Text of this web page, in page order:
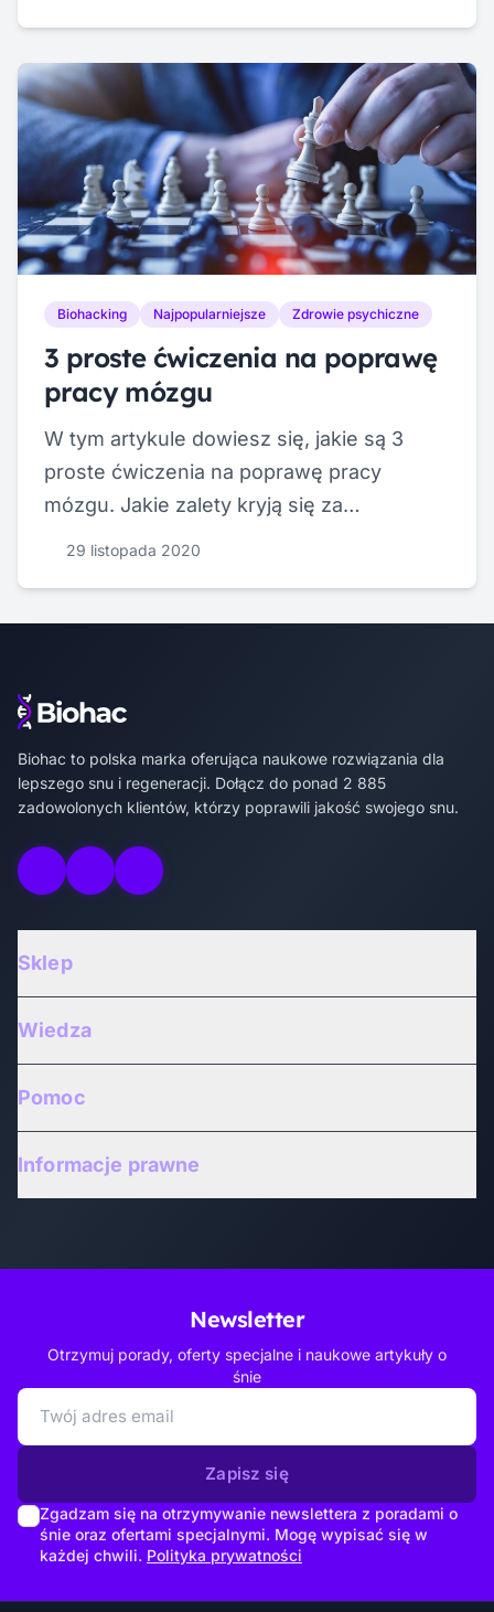
Biohacking Najpopularniejsze Zdrowie psychiczne
3 proste ćwiczenia na poprawę
pracy mózgu
W tym artykule dowiesz się, jakie są 3
proste ćwiczenia na poprawę pracy
mózgu. Jakie zalety kryją się za
29 listopada 2020
Biohac – strona główna
Biohac to polska marka oferująca naukowe rozwiązania dla
lepszego snu i regeneracji. Dołącz do ponad 2 885
zadowolonych klientów, którzy poprawili jakość swojego snu.
Odwiedź Instagram Biohac
Odwiedź Facebook Biohac
Odwiedź YouTube Biohac
Sklep
Wiedza
Pomoc
Informacje prawne
Newsletter
Otrzymuj porady, oferty specjalne i naukowe artykuły o
śnie
Zapisz się
Zgadzam się na otrzymywanie newslettera z poradami o
śnie oraz ofertami specjalnymi. Mogę wypisać się w
każdej chwili. Polityka prywatności